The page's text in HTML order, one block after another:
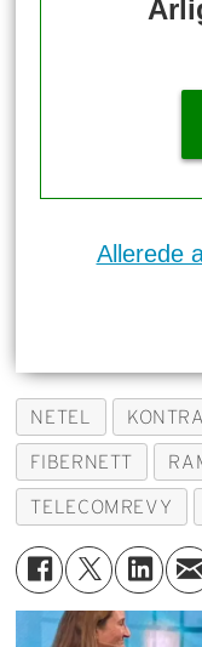
Allerede
NETEL
FIBERNETT
TELECOMREVY